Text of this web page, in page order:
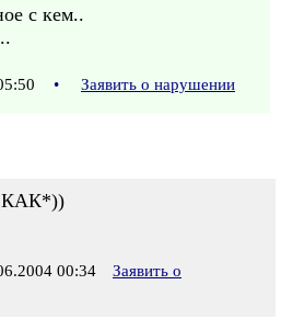
с кем..
• Заявить о нарушении
КАК*))
00:34
Заявить о